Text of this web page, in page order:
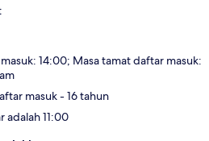
14:00; Masa tamat daftar masuk:
masuk - 16 tahun
adalah 11:00